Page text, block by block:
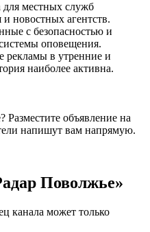
для местных служб
и новостных агентств.
с безопасностью и
оповещения.
рекламы в утренние и
наиболее активна.
Разместите объявление на
напишут вам напрямую.
Поволжье»
канала может только